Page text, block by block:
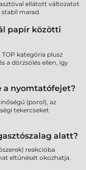
ellátott változatot
stabil marad.
papír közötti
kategória plusz
a dörzsölés ellen, így
a nyomtatófejet?
(porol), az
tekercseket
alatt?
reakcióba
eltűnését okozhatja.